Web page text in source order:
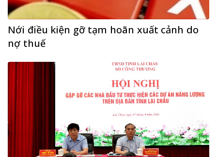
Nới điều kiện gỡ tạm hoãn xuất cảnh do
nợ thuế